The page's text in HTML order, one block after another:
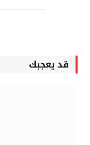
قد يعجبك